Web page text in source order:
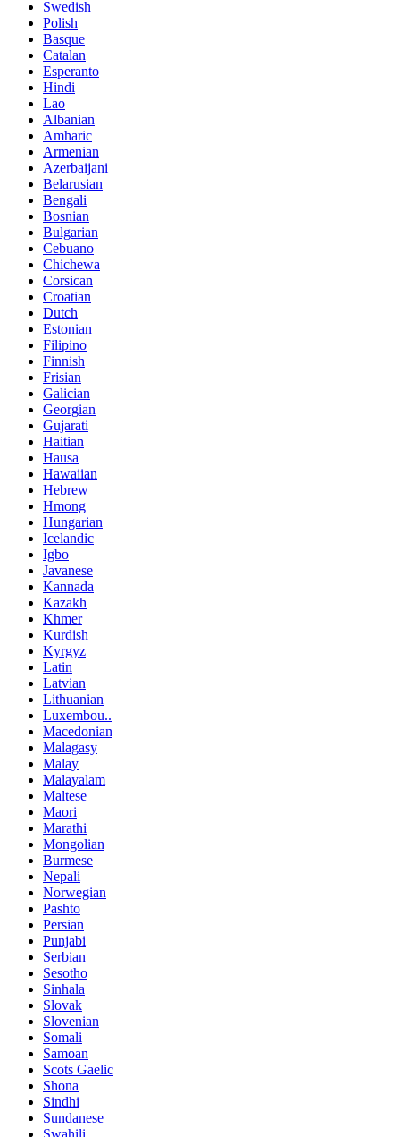
Swedish
Polish
Basque
Catalan
Esperanto
Hindi
Lao
Albanian
Amharic
Armenian
Azerbaijani
Belarusian
Bengali
Bosnian
Bulgarian
Cebuano
Chichewa
Corsican
Croatian
Dutch
Estonian
Filipino
Finnish
Frisian
Galician
Georgian
Gujarati
Haitian
Hausa
Hawaiian
Hebrew
Hmong
Hungarian
Icelandic
Igbo
Javanese
Kannada
Kazakh
Khmer
Kurdish
Kyrgyz
Latin
Latvian
Lithuanian
Luxembou..
Macedonian
Malagasy
Malay
Malayalam
Maltese
Maori
Marathi
Mongolian
Burmese
Nepali
Norwegian
Pashto
Persian
Punjabi
Serbian
Sesotho
Sinhala
Slovak
Slovenian
Somali
Samoan
Scots Gaelic
Shona
Sindhi
Sundanese